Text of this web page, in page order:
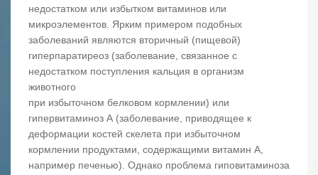
недостатком или избытком витаминов или
микроэлементов. Ярким примером подобных
заболеваний являются вторичный (пищевой)
гиперпаратиреоз (заболевание, связанное с
недостатком поступления кальция в организм
животного
при избыточном белковом кормлении) или
гипервитаминоз А (заболевание, приводящее к
деформации костей скелета при избыточном
кормлении продуктами, содержащими витамин А,
например печенью). Однако проблема гиповитаминоза